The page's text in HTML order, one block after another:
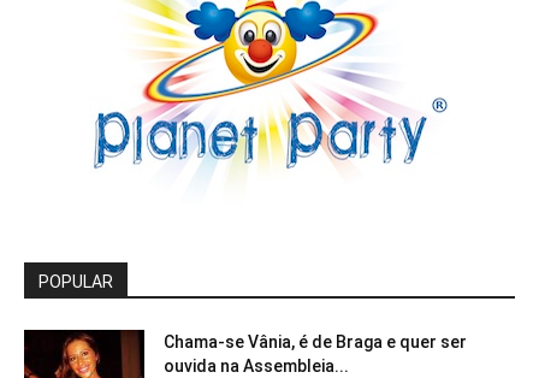
POPULAR
Chama-se Vânia, é de Braga e quer ser
ouvida na Assembleia...